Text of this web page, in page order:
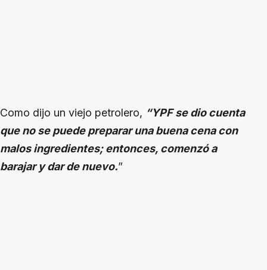
Como dijo un viejo petrolero, “YPF se dio cuenta
que no se puede preparar una buena cena con
malos ingredientes; entonces, comenzó a
barajar y dar de nuevo.”